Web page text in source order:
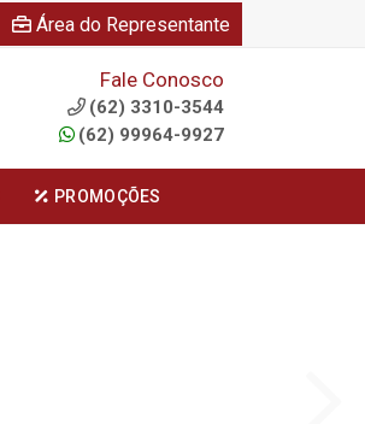
Área do Representante
Fale Conosco
(62) 3310-3544
(62) 99964-9927
PROMOÇÕES